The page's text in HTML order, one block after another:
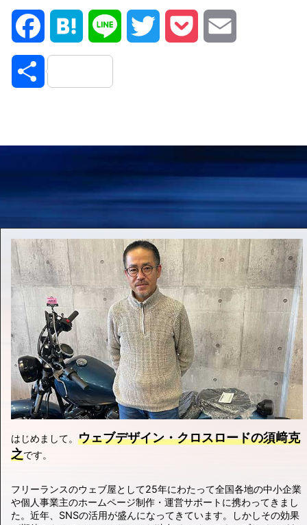
FacebookHatena Line Twitter Pocket
共
はじめまして。 ウェブデザイン・クロスロードの須﨑克
之です。
フリーランスのウェブ屋として25年にわたって全国各地の中小企業
や個人事業主のホームページ制作・運営サポートに携わってきまし
た。近年、SNSの活用が盛んになってきています。しかしその効果